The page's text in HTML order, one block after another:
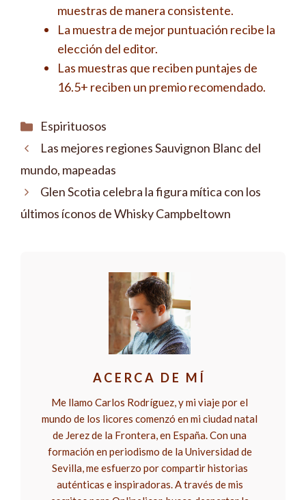
muestras de manera consistente.
La muestra de mejor puntuación recibe la
elección del editor.
Las muestras que reciben puntajes de
16.5+ reciben un premio recomendado.
Categorías
Espirituosos
Las mejores regiones Sauvignon Blanc del
mundo, mapeadas
Glen Scotia celebra la figura mítica con los
últimos íconos de Whisky Campbeltown
ACERCA DE MÍ
Me llamo Carlos Rodríguez, y mi viaje por el
mundo de los licores comenzó en mi ciudad natal
de Jerez de la Frontera, en España. Con una
formación en periodismo de la Universidad de
Sevilla, me esfuerzo por compartir historias
auténticas e inspiradoras. A través de mis